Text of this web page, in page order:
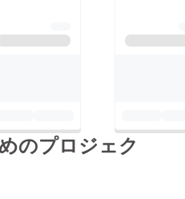
な
全のプロジェク